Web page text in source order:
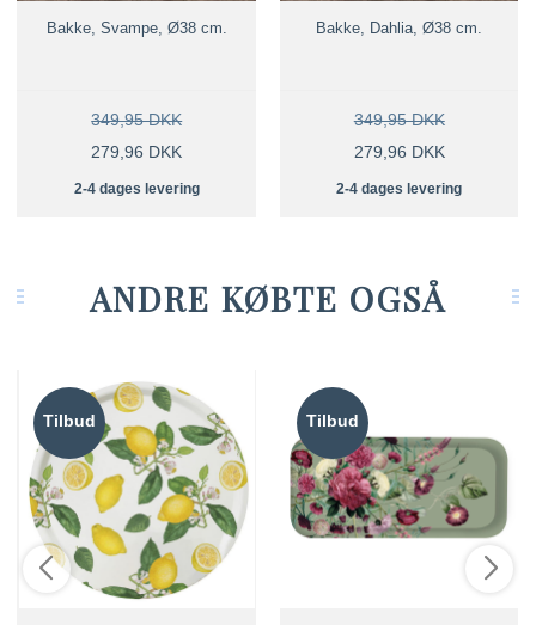
Bakke, Svampe, Ø38 cm.
349,95 DKK
279,96 DKK
2-4 dages levering
Bakke, Dahlia, Ø38 cm.
349,95 DKK
279,96 DKK
2-4 dages levering
ANDRE KØBTE OGSÅ
Tilbud Tilbud